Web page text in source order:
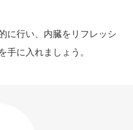
に行い、内臓をリフレッシ
手に入れましょう。